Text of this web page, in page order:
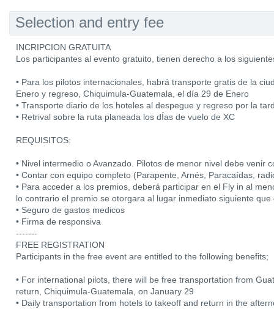
Selection and entry fee
INCRIPCION GRATUITA
Los participantes al evento gratuito, tienen derecho a los
• Para los pilotos internacionales, habrá transporte gratis de la
Enero y regreso, Chiquimula-Guatemala, el día 29 de Enero
• Transporte diario de los hoteles al despegue y regreso por la
• Retrival sobre la ruta planeada los dÍas de vuelo de XC
REQUISITOS:
• Nivel intermedio o Avanzado. Pilotos de menor nivel debe venir
• Contar con equipo completo (Parapente, Arnés, Paracaídas,
• Para acceder a los premios, deberá participar en el Fly in al
lo contrario el premio se otorgara al lugar inmediato siguiente
• Seguro de gastos medicos
• Firma de responsiva
-------
FREE REGISTRATION
Participants in the free event are entitled to the following benefits;
• For international pilots, there will be free transportation from
return, Chiquimula-Guatemala, on January 29
• Daily transportation from hotels to takeoff and return in the